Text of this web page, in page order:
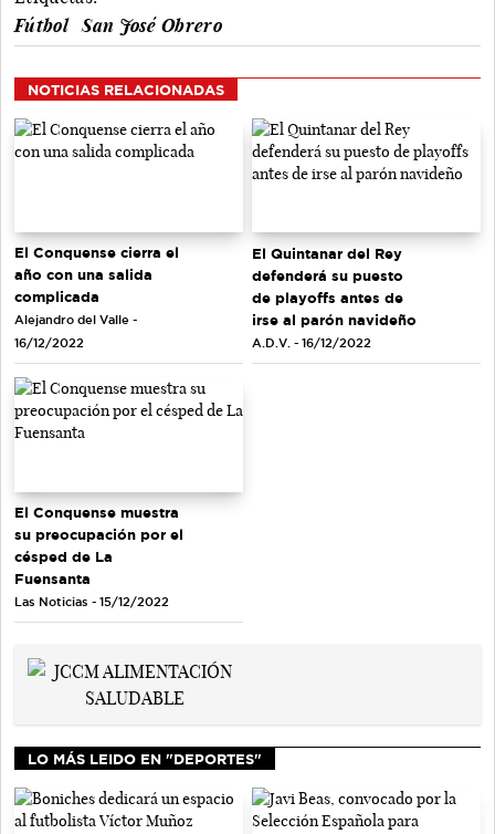
Fútbol
San José Obrero
NOTICIAS RELACIONADAS
El Conquense cierra el
año con una salida
complicada
Alejandro del Valle -
16/12/2022
El Quintanar del Rey
defenderá su puesto
de playoffs antes de
irse al parón navideño
A.D.V. - 16/12/2022
El Conquense muestra
su preocupación por el
césped de La
Fuensanta
Las Noticias - 15/12/2022
LO MÁS LEIDO EN "DEPORTES"